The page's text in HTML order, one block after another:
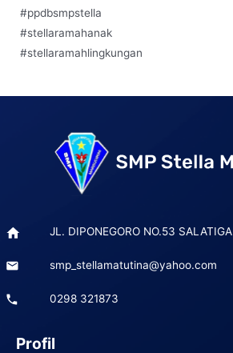
#ppdbsmpstella
#stellaramahanak
#stellaramahlingkungan
JL. DIPONEGORO NO.53 SALATIGA
smp_stellamatutina@yahoo.com
0298 321873
Profil